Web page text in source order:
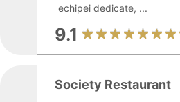
echipei dedicate, ...
9.1
Society Restaurant